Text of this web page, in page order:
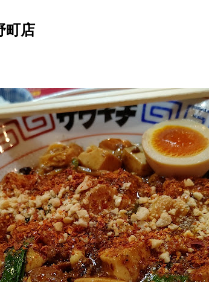
町店